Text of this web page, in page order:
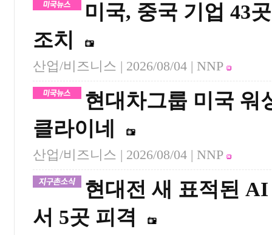
미국, 중국 기업 43
조치
산업/비즈니스 | 2026/08/04 | NNP
현대차그룹 미국 워
클라이네
산업/비즈니스 | 2026/08/04 | NNP
현대전 새 표적된
서 5곳 피격